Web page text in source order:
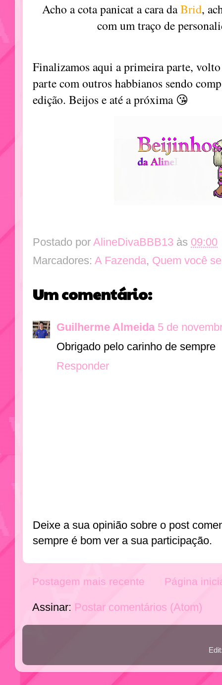
Acho a cota panicat a cara daBrid,
com um traço de
Finalizamos aqui a primeira parte, volto
parte com outros habbianos sendo
edição. Beijos e até a próxima 😘
Postado por AlineDivaBBB13 às 09:00
Marcadores: A Fazenda, Quem você
Um comentário:
Guilherme Almeida 5 de
Obrigado pelo carinho de sempre
Responder
Deixe a sua opinião sobre o post
sempre é bom ver a sua participação.
Postagem mais recente Página
Assinar: Postar comentários (Atom)